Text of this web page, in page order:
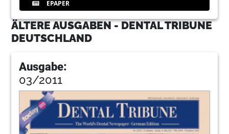
EPAPER
ÄLTERE AUSGABEN - DENTAL TRIBUNE
DEUTSCHLAND
Ausgabe:
03/2011